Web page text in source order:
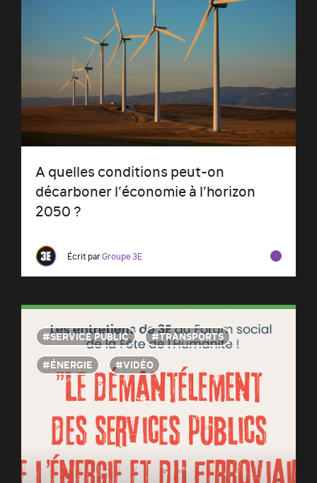
A quelles conditions peut-on
décarboner l’économie à l’horizon
2050 ?
Écrit parGroupe 3E
SERVICE PUBLIC
TRANSPORTS
ÉNERGIE
VIDÉO